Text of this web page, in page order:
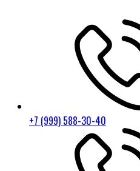
+7 (999) 588-30-40